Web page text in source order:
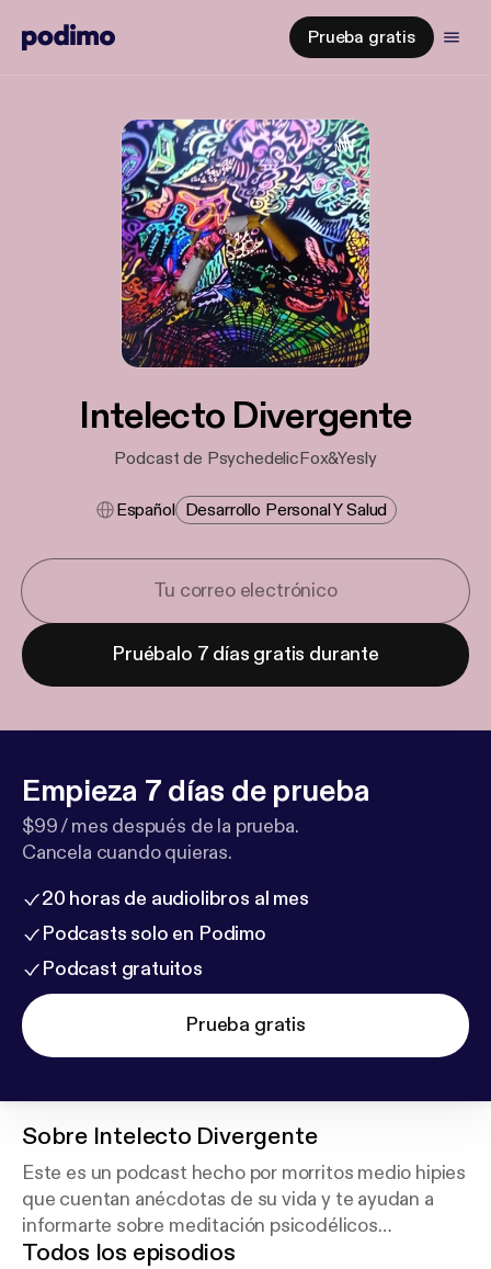
Prueba gratis
Intelecto Divergente
Podcast de PsychedelicFox&Yesly
Español Desarrollo Personal Y Salud
Pruébalo 7 días gratis durante
Empieza 7 días de prueba
$99 / mes después de la prueba.
Cancela cuando quieras.
20 horas de audiolibros al mes
Podcasts solo en Podimo
Podcast gratuitos
Prueba gratis
Sobre Intelecto Divergente
Este es un podcast hecho por morritos medio hipies
que cuentan anécdotas de su vida y te ayudan a
informarte sobre meditación psicodélicos
sexualidad y todos esos temas tabus....
Todos los episodios